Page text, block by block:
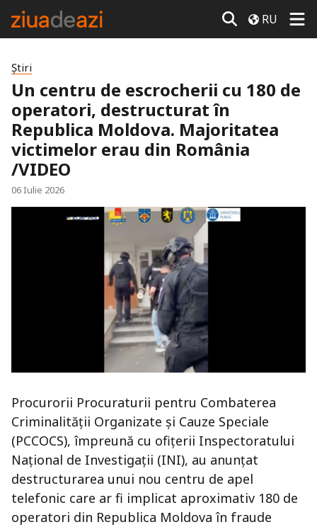
RU
Știri
Un centru de escrocherii cu 180 de
operatori, destructurat în
Republica Moldova. Majoritatea
victimelor erau din România
/VIDEO
06 Iulie 2026
Procurorii Procuraturii pentru Combaterea
Criminalității Organizate și Cauze Speciale
(PCCOCS), împreună cu ofițerii Inspectoratului
Național de Investigații (INI), au anunțat
destructurarea unui nou centru de apel
telefonic care ar fi implicat aproximativ 180 de
operatori din Republica Moldova în fraude